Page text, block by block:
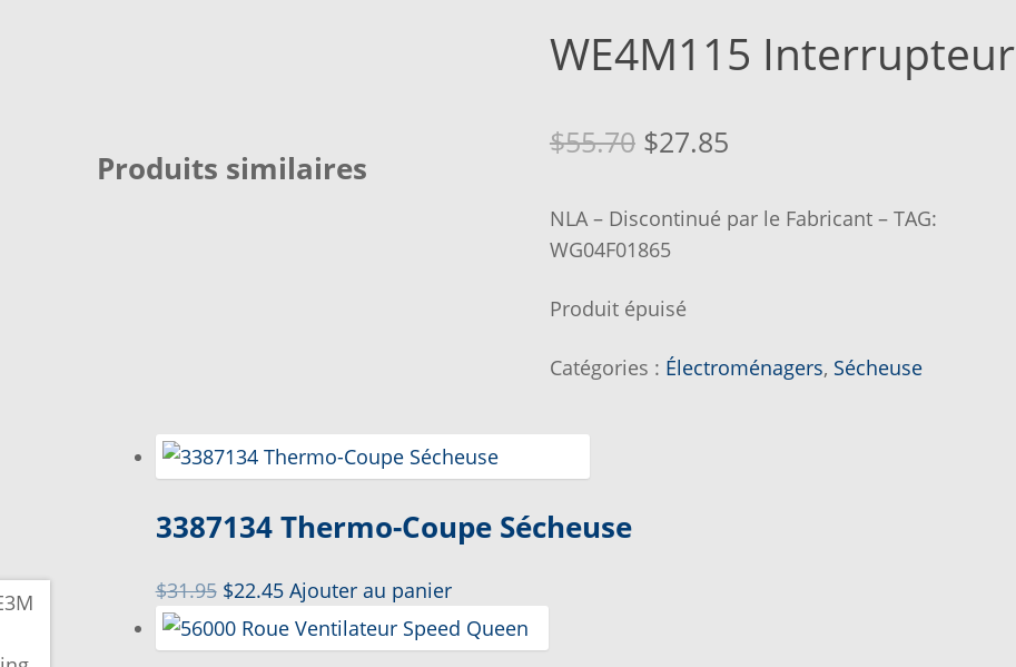
WE4M115 Interrupteur
$55.70 Le
initial
$55.70.
$27.85Le
actuel
NLA – Discontinué par le Fabricant – TAG:
WG04F01865
Produit épuisé
Catégories : Électroménagers, Sécheuse
Produits similaires
3387134 Thermo-Coupe Sécheuse
$31.95 Le
prix
initial
$22.45Le
prix
actuel
Ajouter au panier